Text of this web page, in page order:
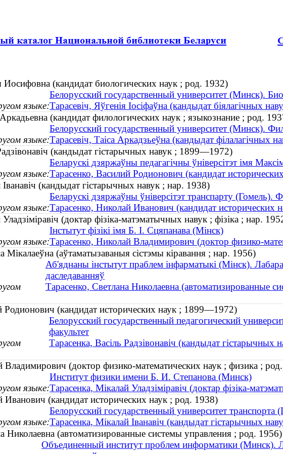
Иосифовна (кандидат биологических наук ; род. 1932)
Белорусский государственный университет (Минск).
языке:Тарасевіч, Яўгенія Іосіфаўна (кандыдат біялагічных
(кандидат филологических наук ; языкознание ; род.
Белорусский государственный университет (Минск).
языке:Тарасевіч, Таіса Аркадзьеўна (кандыдат філалагічных
(кандыдат гістарычных навук ; 1899—1972)
Беларускі дзяржаўны педагагічны ўніверсітэт імя
языке:Тарасенко, Василий Родионович (кандидат
(кандыдат гістарычных навук ; нар. 1938)
Беларускі дзяржаўны ўніверсітэт транспарту (Гомель).
языке:Тарасенко, Николай Иванович (кандидат исторических
(доктар фізіка-матэматычных навук ; фізіка ; нар.
Інстытут фізікі імя Б. І. Сцяпанава (Мінск)
языке:Тарасенко, Николай Владимирович (доктор физико-
Мікалаеўна (аўтаматызаваныя сістэмы кіравання ; нар. 1956)
Аб'яднаны інстытут праблем інфарматыкі (Мінск).
даследаванняў
Тарасенко, Светлана Николаевна (автоматизированные
Родионович (кандидат исторических наук ; 1899—1972)
Белорусский государственный педагогический
факультет
Тарасенка, Васіль Радзівонавіч (кандыдат
Владимирович (доктор физико-математических наук ; физика ;
Институт физики имени Б. И. Степанова (Минск)
языке:Тарасенка, Мікалай Уладзіміравіч (доктар фізіка-
Иванович (кандидат исторических наук ; род. 1938)
Белорусский государственный университет
языке:Тарасенка, Мікалай Іванавіч (кандыдат гістарычных
Николаевна (автоматизированные системы управления ; род. 1956)
Объединенный институт проблем информатики (Минск).